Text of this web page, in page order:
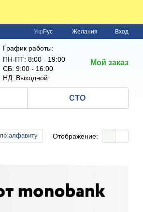
Укр Рус Желания Вход
График работы:
ПН-ПТ: 8:00 - 19:00
СБ: 9:00 - 16:00
НД: Выходной
Мой заказ
СТО
по алфавиту Отображение: